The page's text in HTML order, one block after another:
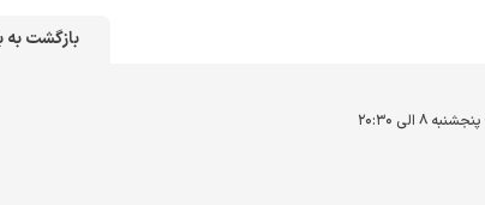
بازگشت به